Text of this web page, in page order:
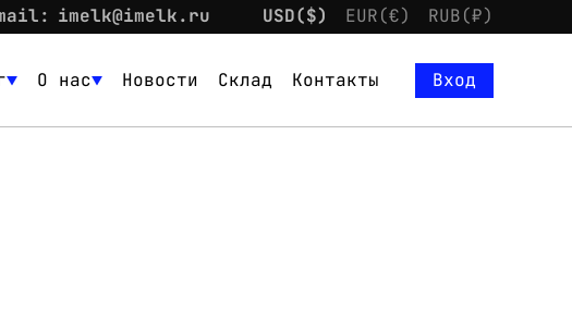
imelk@imelk.ru USD($) EUR(€) RUB(₽)
О нас Новости Склад Контакты
Вход